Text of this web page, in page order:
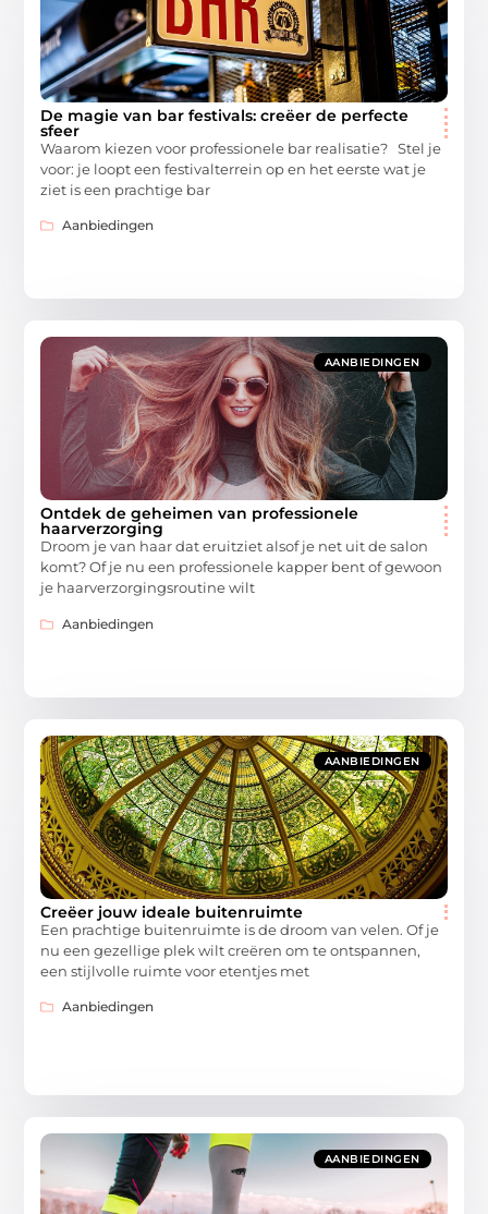
De magie van bar festivals: creëer de perfecte
sfeer
Waarom kiezen voor professionele bar realisatie? Stel je
voor: je loopt een festivalterrein op en het eerste wat je
ziet is een prachtige bar
Aanbiedingen
AANBIEDINGEN
Ontdek de geheimen van professionele
haarverzorging
Droom je van haar dat eruitziet alsof je net uit de salon
komt? Of je nu een professionele kapper bent of gewoon
je haarverzorgingsroutine wilt
Aanbiedingen
AANBIEDINGEN
Creëer jouw ideale buitenruimte
Een prachtige buitenruimte is de droom van velen. Of je
nu een gezellige plek wilt creëren om te ontspannen,
een stijlvolle ruimte voor etentjes met
Aanbiedingen
AANBIEDINGEN